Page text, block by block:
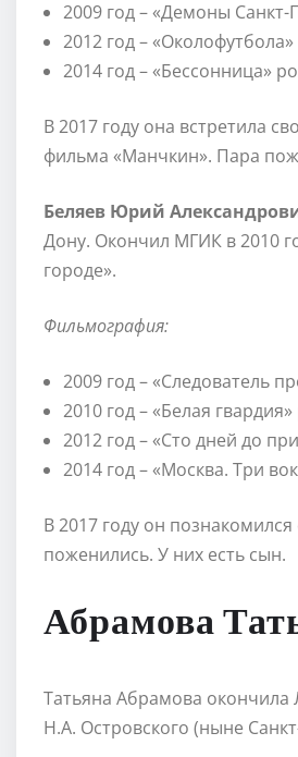
2009 год – «Демоны
2012 год –
2014 год – «Бессонница»
В 2017 году она встретила
фильма «Манчкин». Пара
Беляев Юрий
Дону. Окончил МГИК в 2010
городе».
Фильмография:
2009 год – «Следователь
2010 год – «Белая
2012 год – «Сто дней до
2014 год – «Москва. Три
В 2017 году он
поженились. У них есть сын.
Абрамова
Татьяна Абрамова окончила
Н.А. Островского (ныне